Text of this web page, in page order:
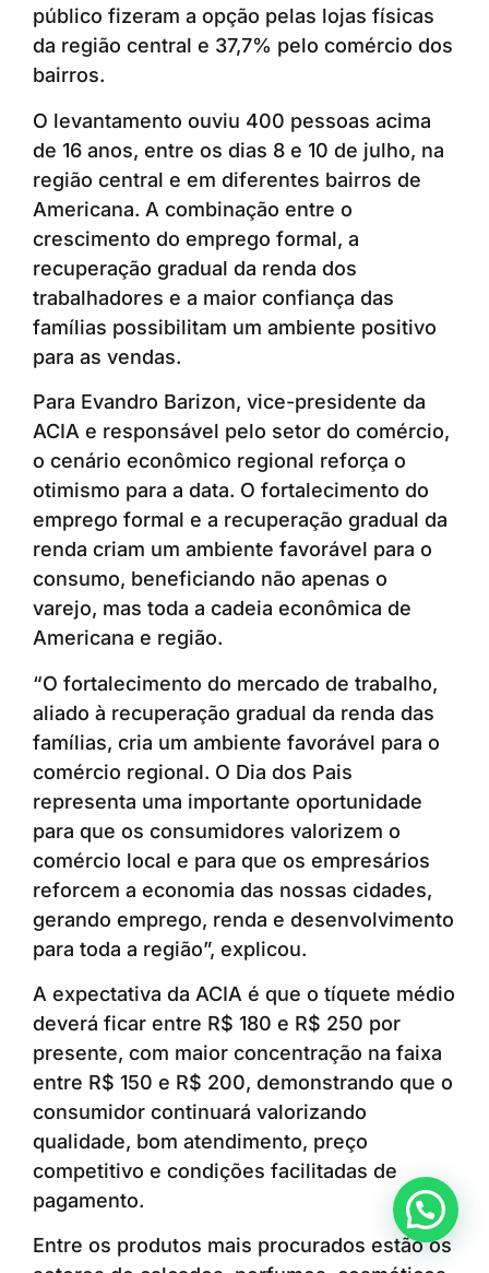
público fizeram a opção pelas lojas físicas
da região central e 37,7% pelo comércio dos
bairros.
O levantamento ouviu 400 pessoas acima
de 16 anos, entre os dias 8 e 10 de julho, na
região central e em diferentes bairros de
Americana. A combinação entre o
crescimento do emprego formal, a
recuperação gradual da renda dos
trabalhadores e a maior confiança das
famílias possibilitam um ambiente positivo
para as vendas.
Para Evandro Barizon, vice-presidente da
ACIA e responsável pelo setor do comércio,
o cenário econômico regional reforça o
otimismo para a data. O fortalecimento do
emprego formal e a recuperação gradual da
renda criam um ambiente favorável para o
consumo, beneficiando não apenas o
varejo, mas toda a cadeia econômica de
Americana e região.
“O fortalecimento do mercado de trabalho,
aliado à recuperação gradual da renda das
famílias, cria um ambiente favorável para o
comércio regional. O Dia dos Pais
representa uma importante oportunidade
para que os consumidores valorizem o
comércio local e para que os empresários
reforcem a economia das nossas cidades,
gerando emprego, renda e desenvolvimento
para toda a região”, explicou.
A expectativa da ACIA é que o tíquete médio
deverá ficar entre R$ 180 e R$ 250 por
presente, com maior concentração na faixa
entre R$ 150 e R$ 200, demonstrando que o
consumidor continuará valorizando
qualidade, bom atendimento, preço
competitivo e condições facilitadas de
pagamento.
Entre os produtos mais procurados estão os
Anunciar ou recomendar matéria